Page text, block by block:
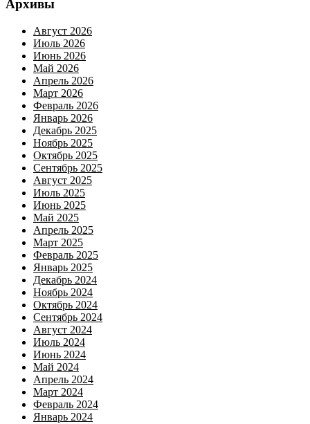
Архивы
Август 2026
Июль 2026
Июнь 2026
Май 2026
Апрель 2026
Март 2026
Февраль 2026
Январь 2026
Декабрь 2025
Ноябрь 2025
Октябрь 2025
Сентябрь 2025
Август 2025
Июль 2025
Июнь 2025
Май 2025
Апрель 2025
Март 2025
Февраль 2025
Январь 2025
Декабрь 2024
Ноябрь 2024
Октябрь 2024
Сентябрь 2024
Август 2024
Июль 2024
Июнь 2024
Май 2024
Апрель 2024
Март 2024
Февраль 2024
Январь 2024